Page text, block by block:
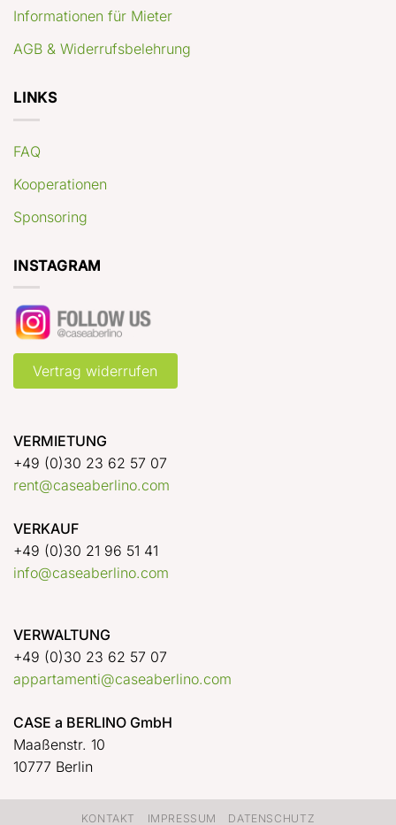
Informationen für Mieter
AGB & Widerrufsbelehrung
LINKS
FAQ
Kooperationen
Sponsoring
INSTAGRAM
Vertrag widerrufen
VERMIETUNG
+49 (0)30 23 62 57 07
rent@caseaberlino.com
VERKAUF
+49 (0)30 21 96 51 41
info@caseaberlino.com
VERWALTUNG
+49 (0)30 23 62 57 07
appartamenti@caseaberlino.com
CASE a BERLINO GmbH
Maaßenstr. 10
10777 Berlin
KONTAKT IMPRESSUM DATENSCHUTZ